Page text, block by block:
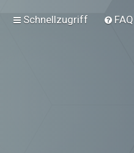
Schnellzugriff FAQ